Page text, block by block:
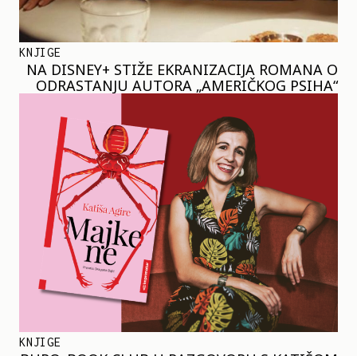
KNJIGE
NA DISNEY+ STIŽE EKRANIZACIJA ROMANA O
ODRASTANJU AUTORA „AMERIČKOG PSIHA“
KNJIGE